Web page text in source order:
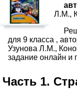
Л.М.,
для 9 класса ,
Узунова Л.М.,
задание онлайн и
Часть 1.